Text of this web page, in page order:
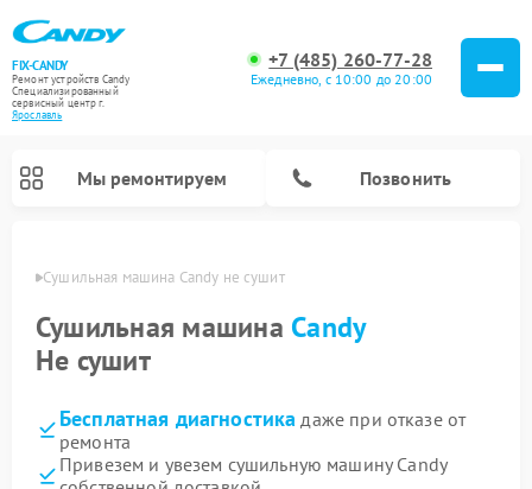
FIX-CANDY
Ремонт устройств Candy
Специализированный
cервисный центр г.
Ярославль
+7 (485) 260-77-28
Ежедневно, с 10:00 до 20:00
Мы ремонтируем Позвонить
Сушильная машина Candy не сушит
Сушильная машина Candy
Не сушит
Бесплатная диагностика даже при отказе от
ремонта
Привезем и увезем сушильную машину Candy